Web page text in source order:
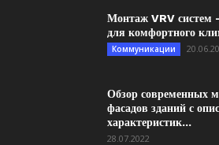
Монтаж VRV систем
для комфортного
Коммуникации
Обзор современных
фасадов зданий с
характеристик...
28.07.2022